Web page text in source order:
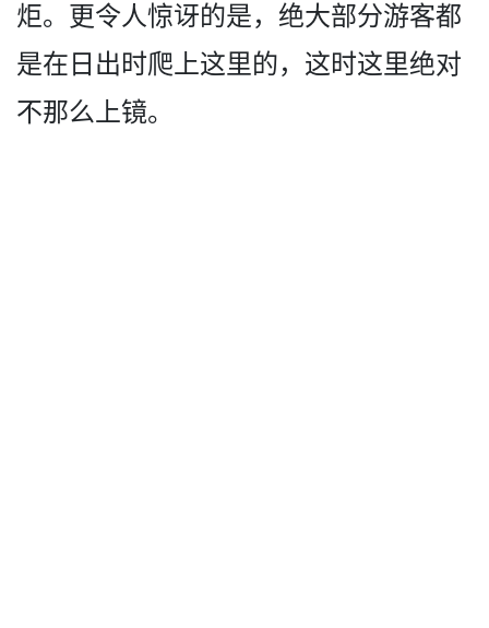
炬。更令人惊讶的是，绝大部分游客都
是在日­出时爬上这里的，这时这里绝对
不那么上镜。